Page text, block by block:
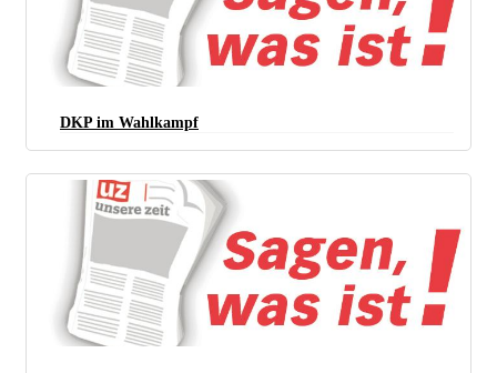
DKP im Wahlkampf